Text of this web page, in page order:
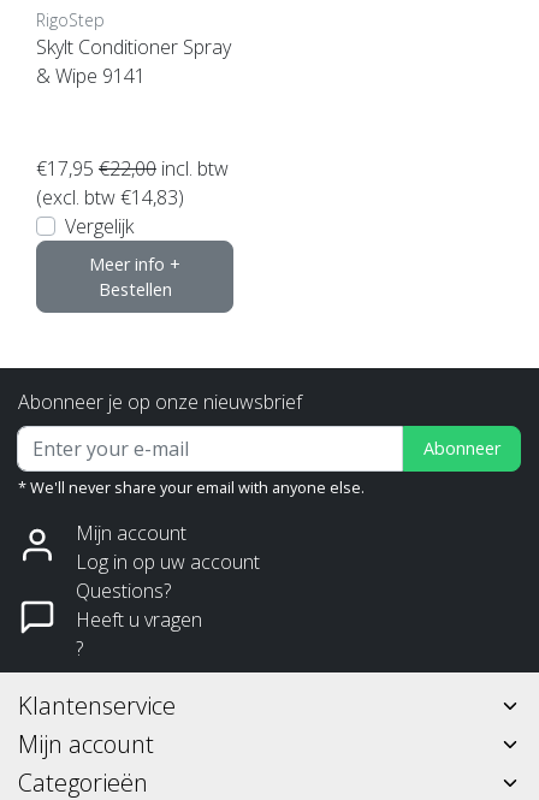
RigoStep
Skylt Conditioner Spray
& Wipe 9141
€17,95 €22,00 incl. btw
(excl. btw €14,83)
Vergelijk
Meer info +
Bestellen
Abonneer je op onze nieuwsbrief
Abonneer
* We'll never share your email with anyone else.
Mijn account
Log in op uw account
Questions?
Heeft u vragen
?
Klantenservice
Mijn account
Categorieën